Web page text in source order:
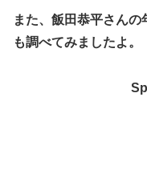
また、飯田恭平さん
も調べてみましたよ。